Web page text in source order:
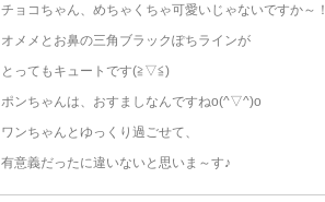
チョコちゃん、めちゃくちゃ可愛いじゃないですか～！
オメメとお鼻の三角ブラックぽちラインが
とってもキュートです(≧▽≦)
ポンちゃんは、おすましなんですねo(^▽^)o
ワンちゃんとゆっくり過ごせて、
有意義だったに違いないと思いま～す♪